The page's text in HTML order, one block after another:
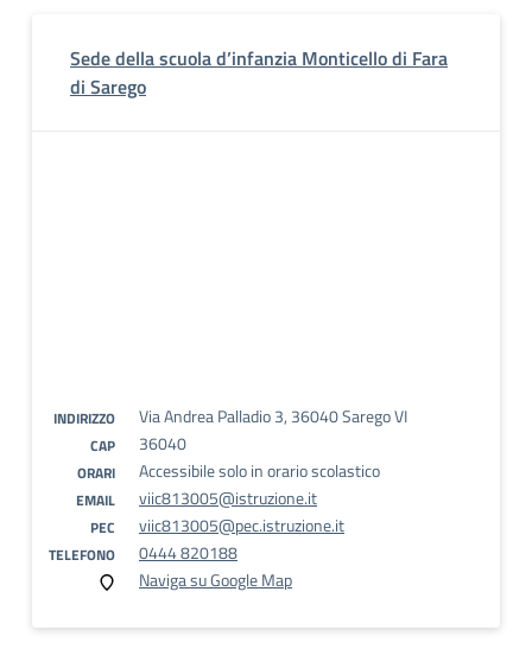
Sede della scuola d’infanzia Monticello di Fara
di Sarego
INDIRIZZO Via Andrea Palladio 3, 36040 Sarego VI
CAP 36040
ORARI Accessibile solo in orario scolastico
EMAIL viic813005@istruzione.it
PEC viic813005@pec.istruzione.it
TELEFONO
0444 820188
Naviga su Google Map